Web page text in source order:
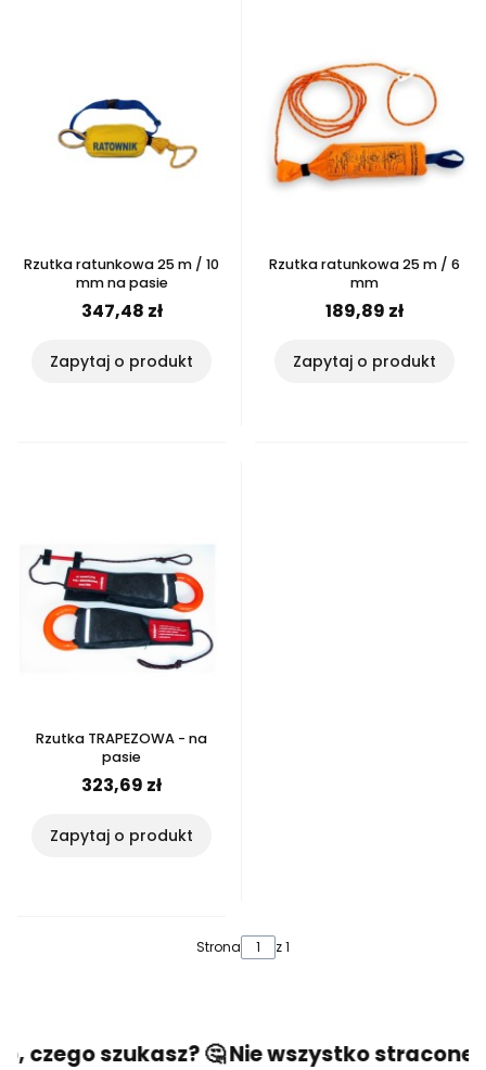
Rzutka ratunkowa 25 m / 10
mm na pasie
347,48 zł
Zapytaj o produkt
Rzutka ratunkowa 25 m / 6
mm
189,89 zł
Zapytaj o produkt
Rzutka TRAPEZOWA - na
pasie
323,69 zł
Zapytaj o produkt
Strona z 1
czego szukasz? 🤔 Nie wszystko stracone!